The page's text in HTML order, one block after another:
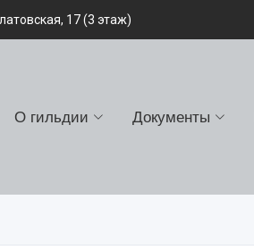
17 (3 этаж)
О гильдии Документы